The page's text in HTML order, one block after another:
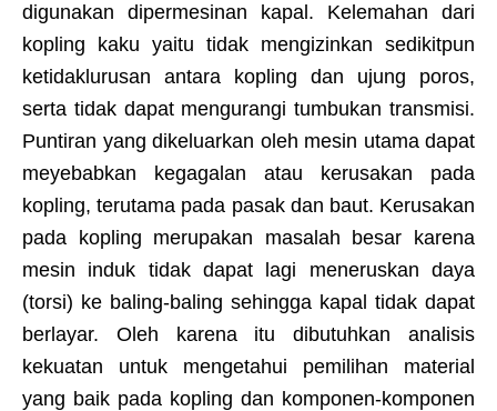
digunakan dipermesinan kapal. Kelemahan dari
kopling kaku yaitu tidak mengizinkan sedikitpun
ketidaklurusan antara kopling dan ujung poros,
serta tidak dapat mengurangi tumbukan transmisi.
Puntiran yang dikeluarkan oleh mesin utama dapat
meyebabkan kegagalan atau kerusakan pada
kopling, terutama pada pasak dan baut. Kerusakan
pada kopling merupakan masalah besar karena
mesin induk tidak dapat lagi meneruskan daya
(torsi) ke baling-baling sehingga kapal tidak dapat
berlayar. Oleh karena itu dibutuhkan analisis
kekuatan untuk mengetahui pemilihan material
yang baik pada kopling dan komponen-komponen